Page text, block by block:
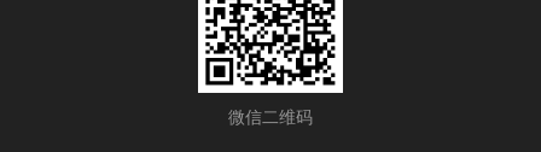
微信二维码